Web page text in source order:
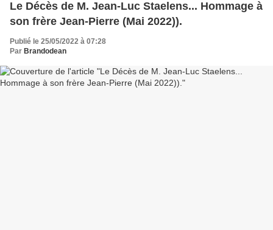
Le Décès de M. Jean-Luc Staelens... Hommage à
son frère Jean-Pierre (Mai 2022)).
Publié le 25/05/2022 à 07:28
Par Brandodean